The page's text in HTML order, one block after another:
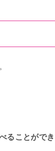
ることができ